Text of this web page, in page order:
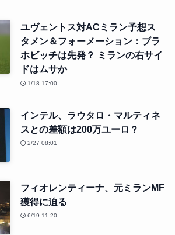
ユヴェントス対ACミラン予想ス
タメン＆フォーメーション：ブラ
ホビッチは先発？ ミランの右サイ
ドはムサか
1/18 17:00
インテル、ラウタロ・マルティネ
スとの差額は200万ユーロ？
2/27 08:01
フィオレンティーナ、元ミランMF
獲得に迫る
6/19 11:20